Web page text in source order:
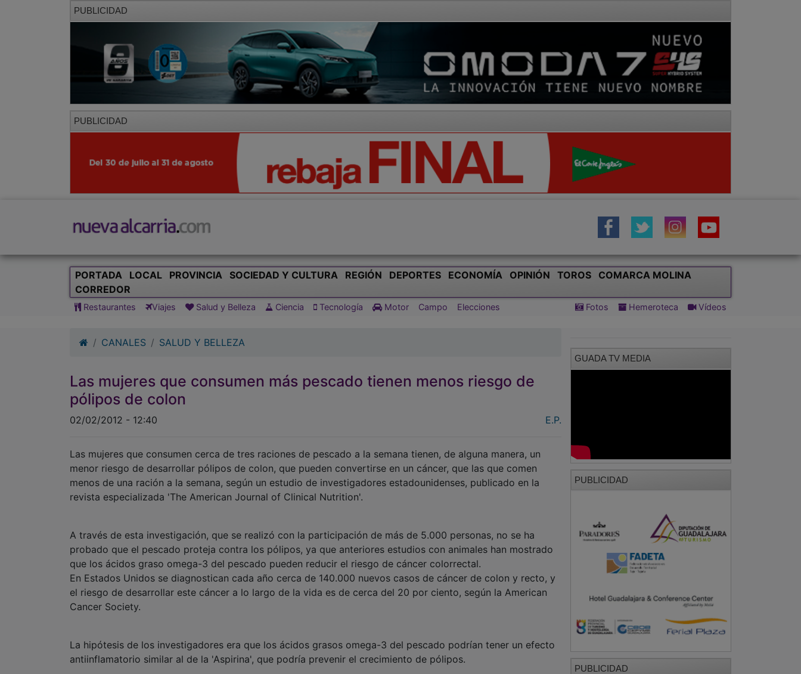
PUBLICIDAD
PUBLICIDAD
PORTADA LOCAL PROVINCIA SOCIEDAD Y CULTURA REGIÓN DEPORTES ECONOMÍA OPINIÓN TOROS
COMARCA MOLINA
CORREDOR
Restaurantes Viajes Salud y Belleza Ciencia Tecnología Motor Campo Elecciones Fotos Hemeroteca Vídeos
CANALES SALUD Y BELLEZA
Las mujeres que consumen más pescado tienen menos riesgo de
pólipos de colon
02/02/2012 - 12:40 E.P.
Las mujeres que consumen cerca de tres raciones de pescado a la semana tienen, de alguna manera, un
menor riesgo de desarrollar pólipos de colon, que pueden convertirse en un cáncer, que las que comen
menos de una ración a la semana, según un estudio de investigadores estadounidenses, publicado en la
revista especializada 'The American Journal of Clinical Nutrition'.
A través de esta investigación, que se realizó con la participación de más de 5.000 personas, no se ha
probado que el pescado proteja contra los pólipos, ya que anteriores estudios con animales han mostrado
que los ácidos graso omega-3 del pescado pueden reducir el riesgo de cáncer colorrectal.
En Estados Unidos se diagnostican cada año cerca de 140.000 nuevos casos de cáncer de colon y recto, y
el riesgo de desarrollar este cáncer a lo largo de la vida es de cerca del 20 por ciento, según la American
Cancer Society.
La hipótesis de los investigadores era que los ácidos grasos omega-3 del pescado podrían tener un efecto
antiinflamatorio similar al de la 'Aspirina', que podría prevenir el crecimiento de pólipos.
GUADA TV MEDIA
PUBLICIDAD
PUBLICIDAD